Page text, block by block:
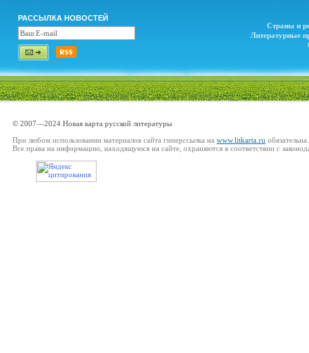
РАССЫЛКА НОВОСТЕЙ
Страны и
Литературные
© 2007—2024 Новая карта русской литературы
При любом использовании материалов сайта гиперссылка на www.litkarta.ru обязательна.
Все права на информацию, находящуюся на сайте, охраняются в соответствии с